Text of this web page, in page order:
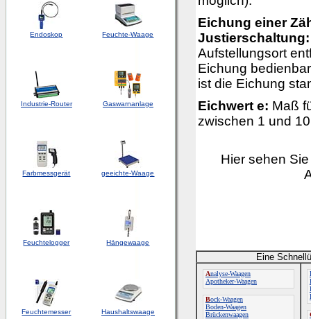
Endoskop Feuchte-Waage
Industrie-Router Gaswarnanlage
Farbmessgerät geeichte-Waage
Feuchtelogger Hängewaage
Feuchtemesser Haushaltswaage
Eichung einer
Justierschaltung:
Aufstellungsort
Eichung
ist die Eichung
Eichwert e: Maß
zwischen 1 und
Hier sehen
Eine
Analyse-Waagen
Apotheker-Waagen
Bock-Waagen
Boden-Waagen
Brückenwaagen